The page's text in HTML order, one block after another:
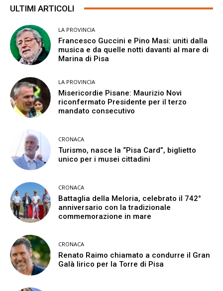
ULTIMI ARTICOLI
LA PROVINCIA
Francesco Guccini e Pino Masi: uniti dalla
musica e da quelle notti davanti al mare di
Marina di Pisa
LA PROVINCIA
Misericordie Pisane: Maurizio Novi
riconfermato Presidente per il terzo
mandato consecutivo
CRONACA
Turismo, nasce la “Pisa Card”, biglietto
unico per i musei cittadini
CRONACA
Battaglia della Meloria, celebrato il 742°
anniversario con la tradizionale
commemorazione in mare
CRONACA
Renato Raimo chiamato a condurre il Gran
Galà lirico per la Torre di Pisa